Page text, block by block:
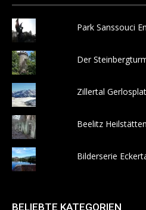
Park Sanssouci
Der
Zillertal
Beelitz
Bilderserie
BELIEBTE KATEGORIEN